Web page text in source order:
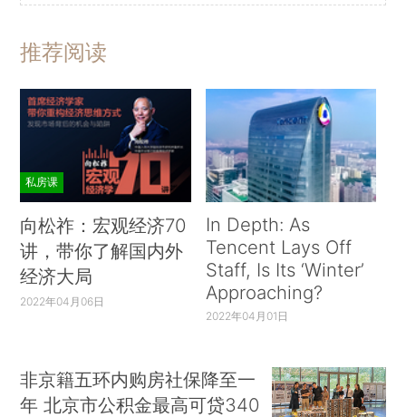
推荐阅读
私房课
向松祚：宏观经济70
讲，带你了解国内外
经济大局
2022年04月06日
In Depth: As
Tencent Lays Off
Staff, Is Its ‘Winter’
Approaching?
2022年04月01日
非京籍五环内购房社保降至一
年 北京市公积金最高可贷340